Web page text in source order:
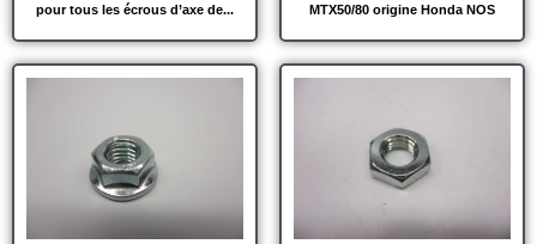
pour tous les écrous d’axe de...
MTX50/80 origine Honda NOS